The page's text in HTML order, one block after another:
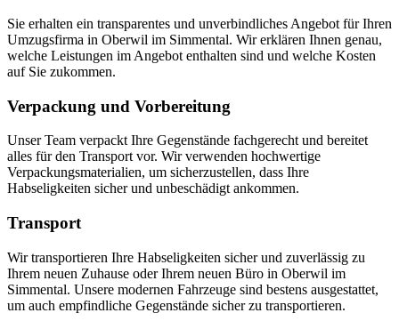
Sie erhalten ein transparentes und unverbindliches Angebot für Ihren
Umzugsfirma in Oberwil im Simmental. Wir erklären Ihnen genau,
welche Leistungen im Angebot enthalten sind und welche Kosten
auf Sie zukommen.
Verpackung und Vorbereitung
Unser Team verpackt Ihre Gegenstände fachgerecht und bereitet
alles für den Transport vor. Wir verwenden hochwertige
Verpackungsmaterialien, um sicherzustellen, dass Ihre
Habseligkeiten sicher und unbeschädigt ankommen.
Transport
Wir transportieren Ihre Habseligkeiten sicher und zuverlässig zu
Ihrem neuen Zuhause oder Ihrem neuen Büro in Oberwil im
Simmental. Unsere modernen Fahrzeuge sind bestens ausgestattet,
um auch empfindliche Gegenstände sicher zu transportieren.